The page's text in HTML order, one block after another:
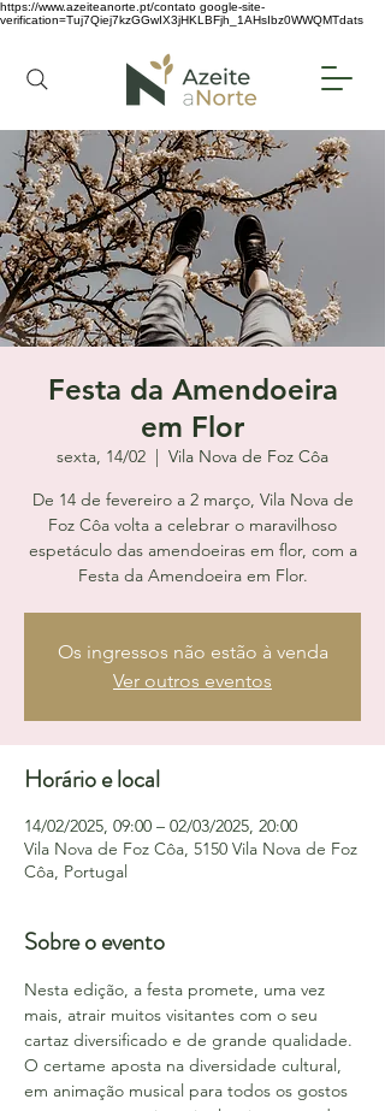
https://www.azeiteanorte.pt/contato google-site-
verification=Tuj7Qiej7kzGGwIX3jHKLBFjh_1AHsIbz0WWQMTdats
Festa da Amendoeira
em Flor
sexta, 14/02
  |
Vila Nova de Foz Côa
De 14 de fevereiro a 2 março, Vila Nova de
Foz Côa volta a celebrar o maravilhoso
espetáculo das amendoeiras em flor, com a
Festa da Amendoeira em Flor.
Os ingressos não estão à venda
Ver outros eventos
Horário e local
14/02/2025, 09:00 – 02/03/2025, 20:00
Vila Nova de Foz Côa, 5150 Vila Nova de Foz
Côa, Portugal
Sobre o evento
Nesta edição, a festa promete, uma vez
mais, atrair muitos visitantes com o seu
cartaz diversificado e de grande qualidade.
O certame aposta na diversidade cultural,
em animação musical para todos os gostos